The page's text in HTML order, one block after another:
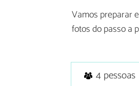
Vamos preparar
fotos do passo a
4 pessoas